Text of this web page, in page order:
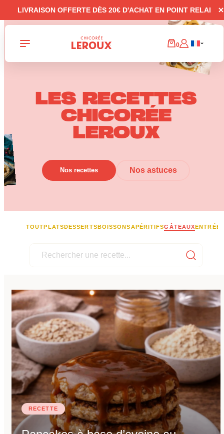
LIVRAISON OFFERTE DÈS 20€ D'ACHAT EN POINT RELAI
0
LES RECETTES
CHICORÉE
LEROUX
Nos recettes Nos astuces
TOUTPLATSDESSERTSBOISSONSAPÉRITIFSGÂTEAUXENTRÉES
RECETTE
Panneau de gestion des cookies